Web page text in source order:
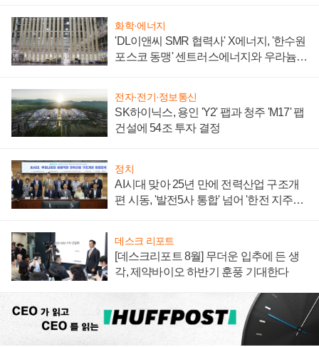
화학·에너지
'DL이앤씨 SMR 협력사' X에너지, '한수원
포스코 동맹' 센트러스에너지와 우라늄
전자·전기·정보통신
SK하이닉스, 용인 'Y2' 팹과 청주 'M17' 팹
건설에 54조 투자 결정
정치
AI시대 맞아 25년 만에 전력산업 구조개
편 시동, '발전5사 통합' 넘어 '한전 지주사'
데스크 리포트
[데스크리포트 8월] 무더운 입추에 든 생
각, 제약바이오 하반기 훈풍 기대한다